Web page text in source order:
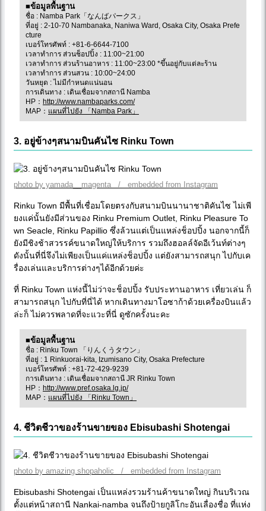
■ข้อมูลพื้นฐาน
ชื่อ : Namba Park「なんばパークス」
ที่อยู่ : 2-10-70 Nambanaka, Naniwa Ward, Osaka City, Osaka Prefe
cture
เบอร์โทรศัพท์ : +81-6-6644-7100
เวลาทำการ ส่วนช็อปปิ้ง : 11:00~21:00
เวลาทำการ ส่วนร้านอาหาร : 11:00~23:00 *ขึ้นอยู่กับแต่ละร้าน
เวลาทำการ ส่วนสวน : 10:00~24:00
วันหยุด : ไม่มีกำหนดแน่นอน
การเดินทาง : เดินเชื่อมจากสถานี Namba
HP： http://www.nambaparks.com/
MAP： แผนที่ไปยัง 「Namba Park」
3. อยู่ข้างๆสนามบินคันไซ Rinku Town
photo by yamada__magenta / embedded from Instagram
Rinku Town มีพื้นที่เชื่อมโดยตรงกับสนามบินนานาชาติคันไซ ไม่เพี
ยงแค่นั้นยังมีส่วนของ Rinku Premium Outlet, Rinku Pleasure To
wn Seacle, Rinku Papillio ซึ่งล้วนแต่เป็นแหล่งช็อปปิ้ง นอกจากนี้ก็
ยังมีชิงช้าสวรรค์ขนาดใหญ่ให้บริการ รวมถึงฮอลล์จัดอีเว้นท์ต่างๆ
ดังนั้นที่นี่จึงไม่เพียงเป็นแค่แหล่งช็อปปิ้ง แต่ยังสามารถสนุก ไปกับเค
รื่องเล่นและบริการต่างๆได้อีกด้วยค่ะ
ที่ Rinku Town แห่งนี้ไม่ว่าจะช็อปปิ้ง รับประทานอาหาร เที่ยวเล่น ก็
สามารถสนุก ไปกับที่นี่ได้ หากเดินทางมาโอซาก้าด้วยเครื่องบินแล้ว
ล่ะก็ ไม่ควรพลาดที่จะแวะที่นี่ ดูซักครั้งนะคะ
■ข้อมูลพื้นฐาน
ชื่อ : Rinku Town 「りんくうタウン」
ที่อยู่ : 1 Rinkuorai-kita, Izumisano City, Osaka Prefecture
เบอร์โทรศัพท์ : +81-72-429-9239
การเดินทาง : เดินเชื่อมจากสถานี JR Rinku Town
HP： http://www.pref.osaka.lg.jp/
MAP： แผนที่ไปยัง 「Rinku Town」
4. ชีวิตชีวาของร้านขายของ Ebisubashi Shotengai
photo by amazing.shopaholic / embedded from Instagram
Ebisubashi Shotengai เป็นแหล่งรวมร้านค้าขนาดใหญ่ กินบริเวณ
ตั้งแต่หน้าสถานี Nankai-namba จนถึงป้ายกูลิโกะอันเลื่องชื่อ ที่แห่ง